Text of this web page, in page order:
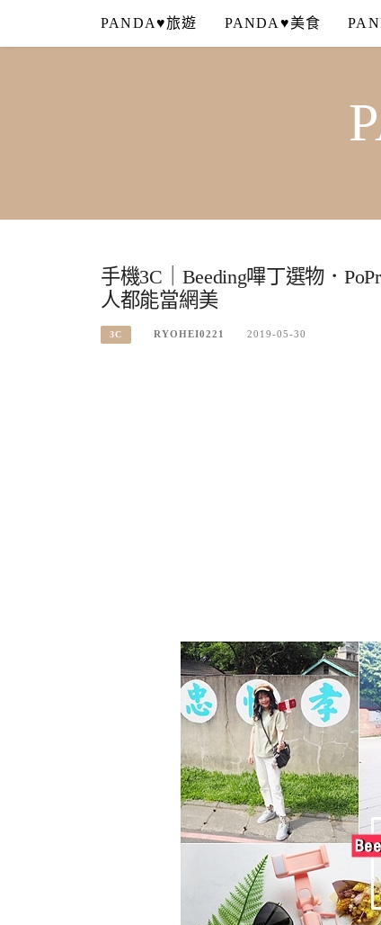
content
PANDA♥旅遊 PANDA♥美食
手機3C｜Beeding嗶丁選物．
人都能當網美
3C RYOHEI0221 2019-05-30